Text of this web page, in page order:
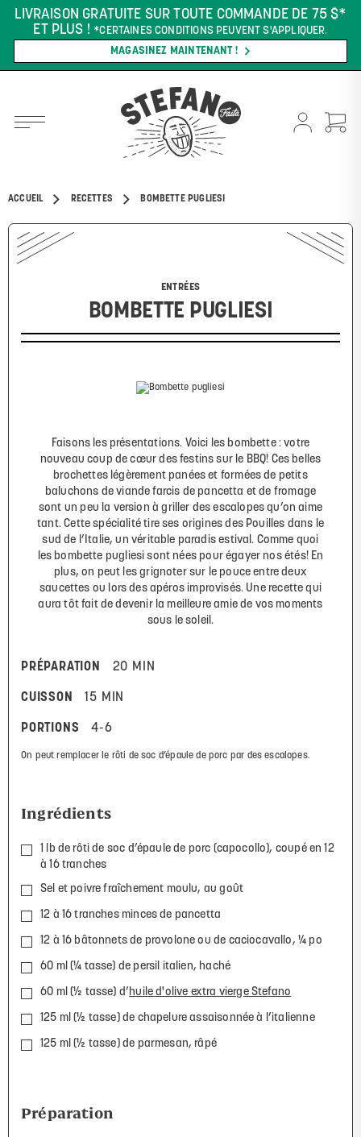
LIVRAISON GRATUITE SUR TOUTE COMMANDE DE 75 $*
ET PLUS ! *CERTAINES CONDITIONS PEUVENT S'APPLIQUER.
MAGASINEZ MAINTENANT !
ACCUEIL RECETTES BOMBETTE PUGLIESI
ENTRÉES
BOMBETTE PUGLIESI
Faisons les présentations. Voici les bombette : votre
nouveau coup de cœur des festins sur le BBQ! Ces belles
brochettes légèrement panées et formées de petits
baluchons de viande farcis de pancetta et de fromage
sont un peu la version à griller des escalopes qu’on aime
tant. Cette spécialité tire ses origines des Pouilles dans le
sud de l’Italie, un véritable paradis estival. Comme quoi
les bombette pugliesi sont nées pour égayer nos étés! En
plus, on peut les grignoter sur le pouce entre deux
saucettes ou lors des apéros improvisés. Une recette qui
aura tôt fait de devenir la meilleure amie de vos moments
sous le soleil.
PRÉPARATION 20 MIN
CUISSON 15 MIN
PORTIONS 4-6
On peut remplacer le rôti de soc d’épaule de porc par des escalopes.
Ingrédients
1 lb de rôti de soc d’épaule de porc (capocollo), coupé en 12
à 16 tranches
Sel et poivre fraîchement moulu, au goût
12 à 16 tranches minces de pancetta
12 à 16 bâtonnets de provolone ou de caciocavallo, ¼ po
60 ml (¼ tasse) de persil italien, haché
60 ml (½ tasse) d’ huile d'olive extra vierge Stefano
125 ml (½ tasse) de chapelure assaisonnée à l’italienne
125 ml (½ tasse) de parmesan, râpé
Préparation